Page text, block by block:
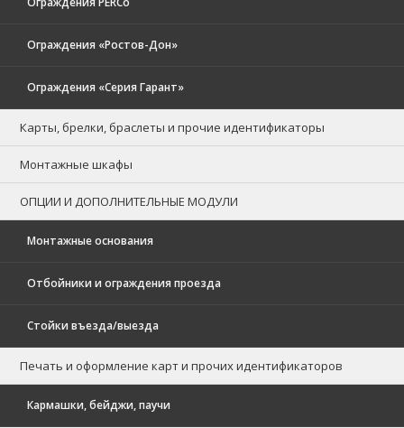
Ограждения «Ростов-Дон»
Ограждения «Серия Гарант»
Карты, брелки, браслеты и прочие идентификаторы
Монтажные шкафы
ОПЦИИ И ДОПОЛНИТЕЛЬНЫЕ МОДУЛИ
Монтажные основания
Отбойники и ограждения проезда
Стойки въезда/выезда
Печать и оформление карт и прочих идентификаторов
Кармашки, бейджи, паучи